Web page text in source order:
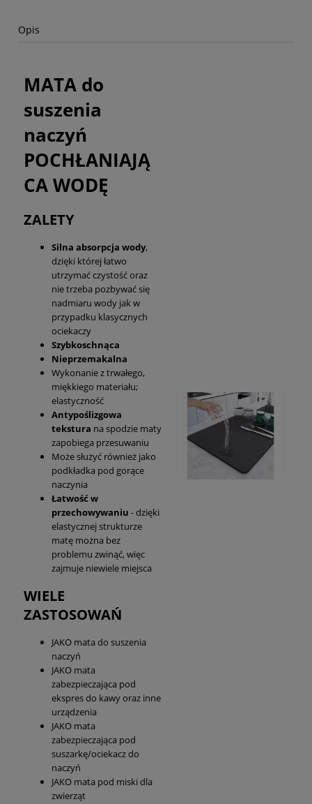
Opis
MATA do
suszenia
naczyń
POCHŁANIAJĄ
CA WODĘ
ZALETY
Silna absorpcja wody,
dzięki której łatwo
utrzymać czystość oraz
nie trzeba pozbywać się
nadmiaru wody jak w
przypadku klasycznych
ociekaczy
Szybkoschnąca
Nieprzemakalna
Wykonanie z trwałego,
miękkiego materiału;
elastyczność
Antypoślizgowa
tekstura na spodzie maty
zapobiega przesuwaniu
Może służyć również jako
podkładka pod gorące
naczynia
Łatwość w
przechowywaniu - dzięki
elastycznej strukturze
matę można bez
problemu zwinąć, więc
zajmuje niewiele miejsca
WIELE
ZASTOSOWAŃ
JAKO mata do suszenia
naczyń
JAKO mata
zabezpieczająca pod
ekspres do kawy oraz inne
urządzenia
JAKO mata
zabezpieczająca pod
suszarkę/ociekacz do
naczyń
JAKO mata pod miski dla
zwierząt